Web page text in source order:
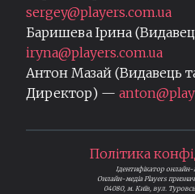
sergey@players.com.ua
Баришева Ірина
iryna@players.com.ua
Антон Мазай (Видавець
Директор) —
Політика
Ідентифікатор онлайн-
Онлайн-медіа Players
04080, м. Київ, вул.